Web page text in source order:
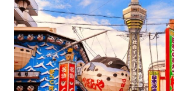
フィットネス
暮らし